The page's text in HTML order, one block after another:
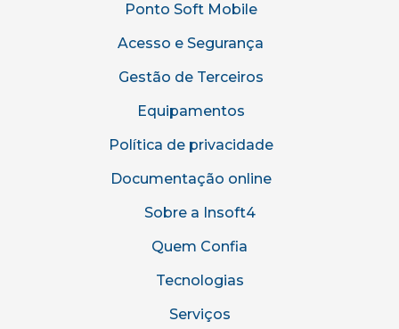
Ponto Soft Mobile
Acesso e Segurança
Gestão de Terceiros
Equipamentos
Política de privacidade
Documentação online
Sobre a Insoft4
Quem Confia
Tecnologias
Serviços